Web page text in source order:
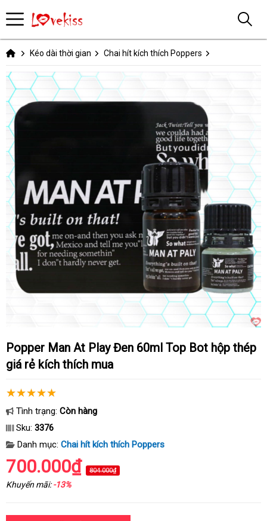
Kéo dài thời gian Chai hít kích thích Poppers
Popper Man At Play Đen 60ml Top Bot hộp thép
giá rẻ kích thích mua
Tình trạng: Còn hàng
Sku: 3376
Danh mục: Chai hít kích thích Poppers
700.000₫ 804.000₫
Khuyến mãi:-13%